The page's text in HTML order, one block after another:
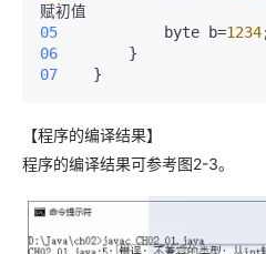
05
           byte b=
1234
06
07
   }
【程序的编译结果】
程序的编译结果可参考图2-3。